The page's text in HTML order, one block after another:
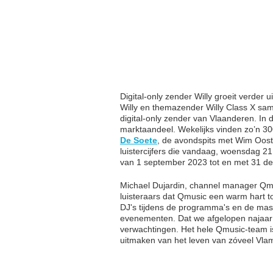
Digital-only zender Willy groeit verder
Willy en themazender Willy Class X
digital-only zender van Vlaanderen. In
marktaandeel. Wekelijks vinden zo’n
De Soete , de avondspits met Wim
luistercijfers die vandaag, woensdag
van 1 september 2023 tot en met 31
Michael Dujardin, channel manager
luisteraars dat Qmusic een warm hart
DJ's tijdens de programma's en de
evenementen. Dat we afgelopen
verwachtingen. Het hele Qmusic-team
uitmaken van het leven van zóveel